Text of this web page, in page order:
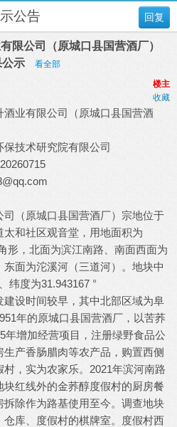
回复
公告
限公司（原城口县国营酒厂）
示
看全部
楼主
收藏
业有限公司（原城口县国营酒
技术研究院有限公司
（原城口县国营酒厂）宗地位于
和社区观音堂，用地面积为
形，北面为滨江南路、南面西面为
面为沱溪河（三道河）。地块中
纬度为31.943167 °
设时间较早，其中北部区域为阜
年的原城口县国营酒厂，以苦荞
年增加经营项目，注册绿野食品公
产香肠腊肉等农产品，购置西侧
，实为农家乐。2021年滨河南路
红线外的金荞醇度假村的厨房餐
拆除作为路基使用至今。调查地块
仓库、度假村的棋牌室。度假村西